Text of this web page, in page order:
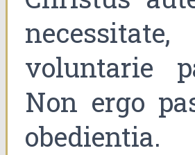
voluntarie
Non ergo
obedientia.